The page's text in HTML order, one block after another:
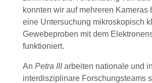
konnten wir auf mehreren Kameras
eine Untersuchung mikroskopisch
Gewebeproben mit dem
funktioniert.
An Petra IIIarbeiten nationale und
interdisziplinare Forschungsteams